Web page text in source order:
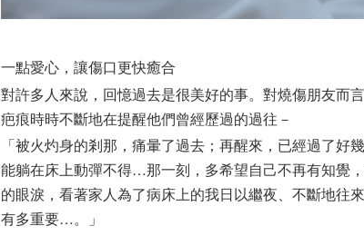
一點愛心，讓傷口更快癒合
對許多人來說，回憶過去是很美好的事。對燒傷朋友而
疤痕時時不斷地在提醒他們曾經歷過的過往－
「被火灼身的剎那，痛暈了過去；再醒來，已經過了
能躺在床上動彈不得…那一刻，多希望自己不再有知覺
的眼淚，看著家人為了病床上的我日以繼夜、不斷地往
有多重要…。」